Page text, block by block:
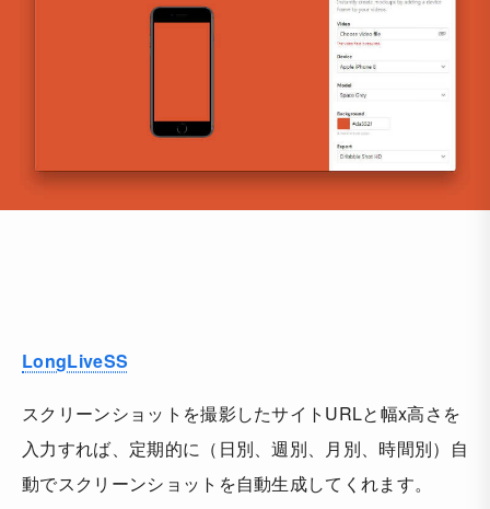
LongLiveSS
スクリーンショットを撮影したサイトURLと幅x高さを
入力すれば、定期的に（日別、週別、月別、時間別）自
動でスクリーンショットを自動生成してくれます。